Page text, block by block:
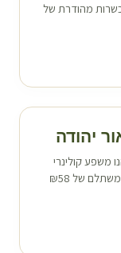
ב-₪58 למנה. רמת כשרות מהודרת של
יהודה
משפע קולינרי
בשרי עשיר, מטעמים אותנטיים מכל הלב ומחיר משתלם של ₪58